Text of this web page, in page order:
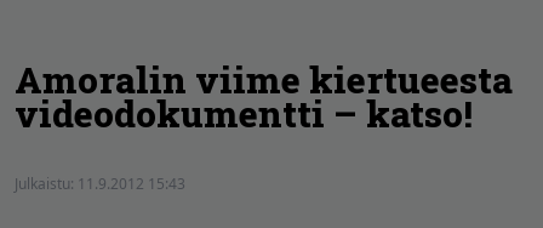
Amoralin viime kiertueesta
videodokumentti – katso!
Julkaistu: 11.9.2012 15:43